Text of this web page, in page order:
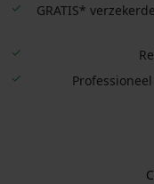
GRATIS*